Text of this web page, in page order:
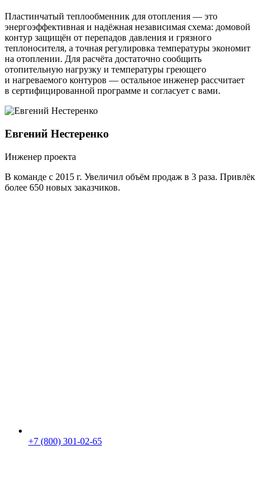
Пластинчатый теплообменник для отопления — это
энергоэффективная и надёжная независимая схема: домовой
контур защищён от перепадов давления и грязного
теплоносителя, а точная регулировка температуры экономит
на отоплении. Для расчёта достаточно сообщить
отопительную нагрузку и температуры греющего
и нагреваемого контуров — остальное инженер рассчитает
в сертифицированной программе и согласует с вами.
Евгений Нестеренко
Инженер проекта
В команде с 2015 г. Увеличил объём продаж в 3 раза. Привлёк
более 650 новых заказчиков.
+7 (800) 301-02-65